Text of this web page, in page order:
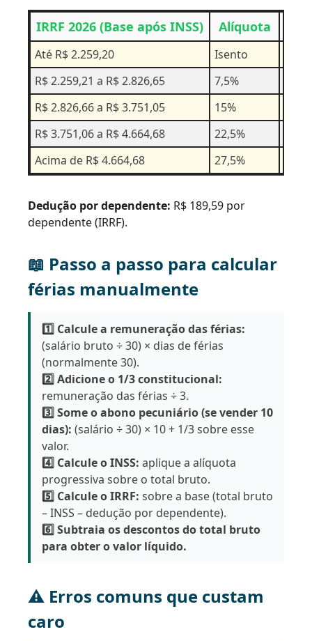
IRRF 2026 (Base após INSS) Alíquota
Até R$ 2.259,20 Isento
R$ 2.259,21 a R$ 2.826,65
7,5%
R$ 2.826,66 a R$ 3.751,05
15%
R$ 3.751,06 a R$ 4.664,68
22,5%
Acima de R$ 4.664,68
27,5%
Dedução por dependente: R$ 189,59 por
dependente (IRRF).
📖 Passo a passo para calcular
férias manualmente
1️⃣ Calcule a remuneração das férias:
(salário bruto ÷ 30) × dias de férias
(normalmente 30).
2️⃣ Adicione o 1/3 constitucional:
remuneração das férias ÷ 3.
3️⃣ Some o abono pecuniário (se vender 10
dias): (salário ÷ 30) × 10 + 1/3 sobre esse
valor.
4️⃣ Calcule o INSS: aplique a alíquota
progressiva sobre o total bruto.
5️⃣ Calcule o IRRF: sobre a base (total bruto
– INSS – dedução por dependente).
6️⃣ Subtraia os descontos do total bruto
para obter o valor líquido.
⚠️ Erros comuns que custam
caro